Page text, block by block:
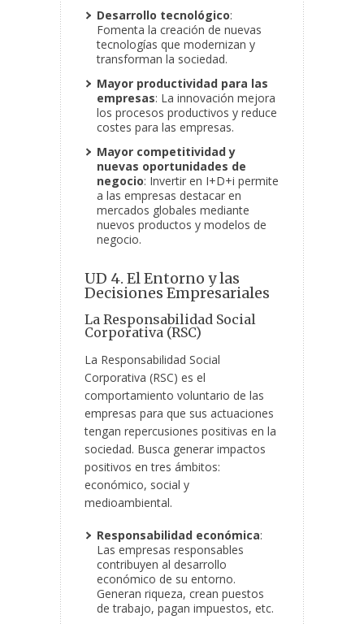
Desarrollo tecnológico:
Fomenta la creación de nuevas
tecnologías que modernizan y
transforman la sociedad.
Mayor productividad para las
empresas: La innovación mejora
los procesos productivos y reduce
costes para las empresas.
Mayor competitividad y
nuevas oportunidades de
negocio: Invertir en I+D+i permite
a las empresas destacar en
mercados globales mediante
nuevos productos y modelos de
negocio.
UD 4. El Entorno y las
Decisiones Empresariales
La Responsabilidad Social
Corporativa (RSC)
La Responsabilidad Social
Corporativa (RSC) es el
comportamiento voluntario de las
empresas para que sus actuaciones
tengan repercusiones positivas en la
sociedad. Busca generar impactos
positivos en tres ámbitos:
económico, social y
medioambiental.
Responsabilidad económica:
Las empresas responsables
contribuyen al desarrollo
económico de su entorno.
Generan riqueza, crean puestos
de trabajo, pagan impuestos, etc.